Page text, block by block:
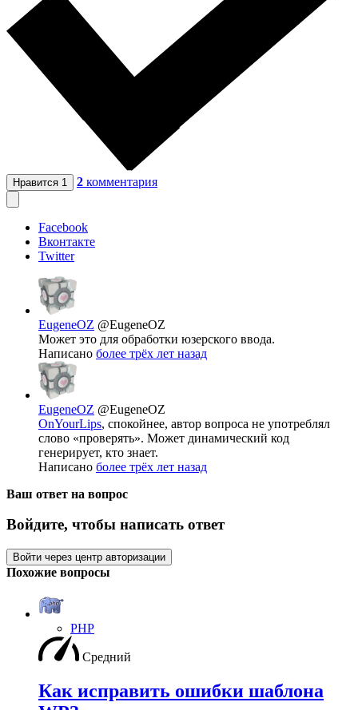
Нравится 1 2 комментария
Facebook
Вконтакте
Twitter
EugeneOZ @EugeneOZ
Может это для обработки юзерского ввода.
Написано более трёх лет назад
EugeneOZ @EugeneOZ
OnYourLips, спокойнее, автор вопроса не употреблял
слово «проверять». Может динамический код
генерирует, кто знает.
Написано более трёх лет назад
Ваш ответ на вопрос
Войдите, чтобы написать ответ
Войти через центр авторизации
Похожие вопросы
PHP
Средний
Как исправить ошибки шаблона